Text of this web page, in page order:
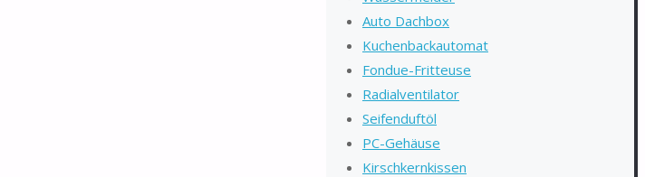
Auto Dachbox
Kuchenbackautomat
Fondue-Fritteuse
Radialventilator
Seifenduftöl
PC-Gehäuse
Kirschkernkissen